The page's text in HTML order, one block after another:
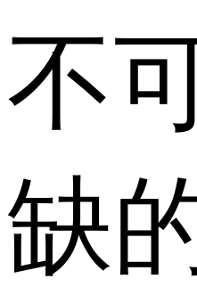
不
缺